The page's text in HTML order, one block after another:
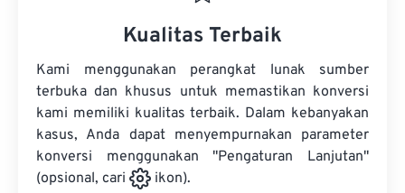
Kualitas Terbaik
Kami menggunakan perangkat lunak sumber
terbuka dan khusus untuk memastikan konversi
kami memiliki kualitas terbaik. Dalam kebanyakan
kasus, Anda dapat menyempurnakan parameter
konversi menggunakan "Pengaturan Lanjutan"
(opsional, cari
ikon).